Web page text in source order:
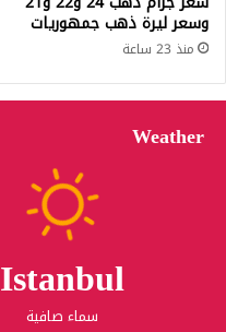
وسعر ليرة ذهب جمهوريات
منذ 23 ساعة
Weather
Istanbul
سماء صافية